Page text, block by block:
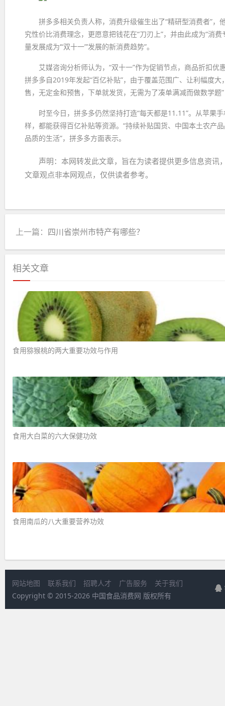
拼多多相关负责人称，消费升级催生出了“精研型消费者”
究性价比消费理念，更愿意把钱花在“刀刃上”，并由此成为“消费
量发展成为‘“双十一”’发展的新消费趋势”。
艾媒咨询分析师认为，“双十一”作为促销节点，商品折扣
拼多多自2019年发起“百亿补贴”，由于覆盖范围广、让利幅度
售，无定金和预售，下单就发货，无需为了凑单满减而做数学题
时至今日，拼多多仍然坚持打造“每天都是11.11”。从苹果
样，都能获得百亿补贴等资源。“持续补贴国货、中国本土农产
品质的生活”，拼多多方面表示。
声明：本网转发此文章，旨在为读者提供更多信息资
文章观点非本网观点，仅供读者参考。
上一篇： 四川省崇州市特产有哪些？
相关文章
食用猕猴桃的两大重要功效与作用 ​
食用大白菜的六大保健功效 ​
食用南瓜的八大重要营养功效 ​
网站地图 联系我们 招聘人才 广告服务
关于我们
Copyright © 2015-2026 中国食品消费网 版权所有